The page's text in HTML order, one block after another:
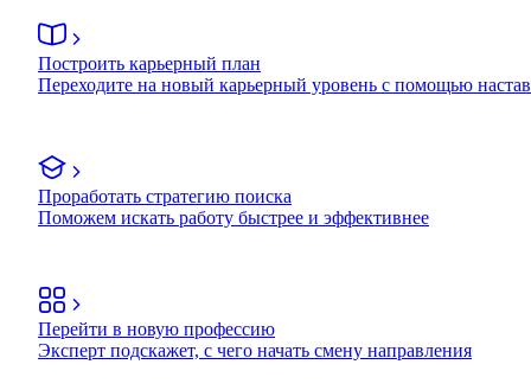
Построить карьерный план
Переходите на новый карьерный уровень с помощью
Проработать стратегию поиска
Поможем искать работу быстрее и эффективнее
Перейти в новую профессию
Эксперт подскажет, с чего начать смену направления